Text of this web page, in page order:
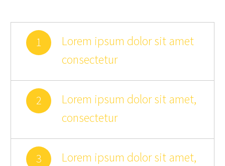
1
Lorem ipsum dolor sit amet
consectetur
2
Lorem ipsum dolor sit amet,
consectetur
3
Lorem ipsum dolor sit amet,